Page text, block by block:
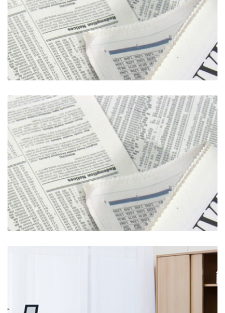
Eco di Bergamo
Articolo successivo…